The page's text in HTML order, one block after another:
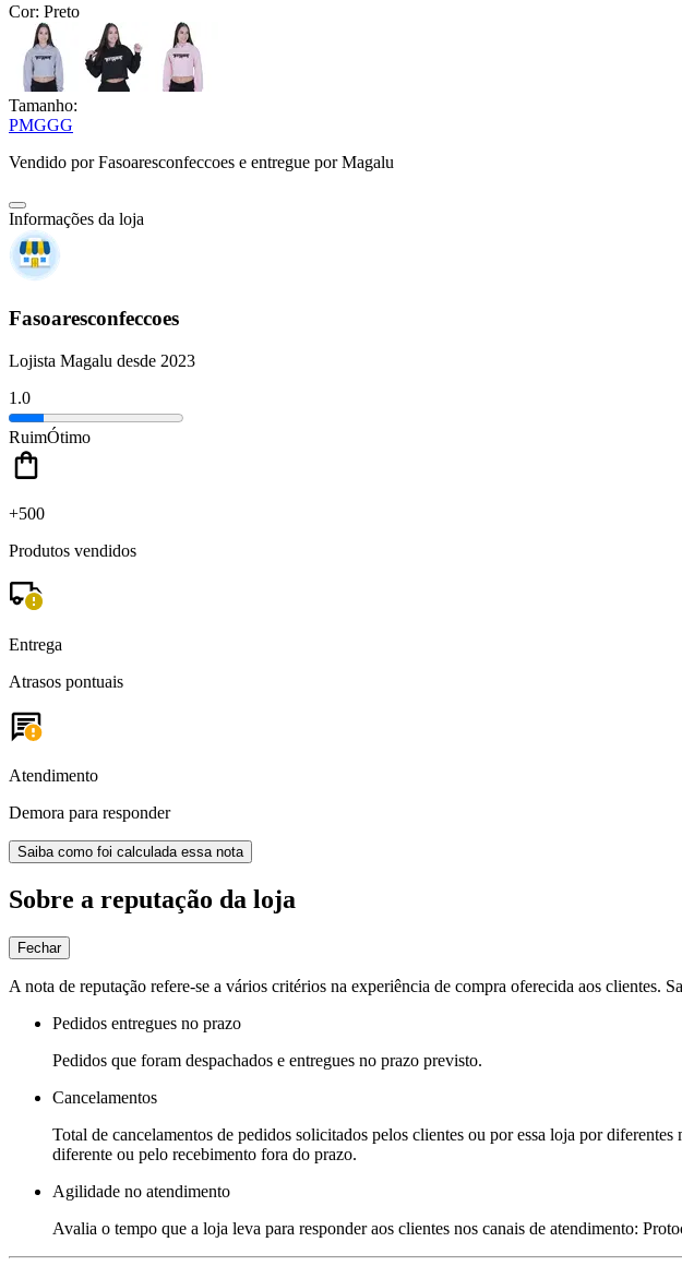
Cor: Preto
Tamanho:
PMGGG
Vendido porFasoaresconfeccoes e entregue por Magalu
Informações da loja
Fasoaresconfeccoes
Lojista Magalu desde 2023
1.0
RuimÓtimo
+500
Produtos vendidos
Entrega
Atrasos pontuais
Atendimento
Demora para responder
Saiba como foi calculada essa nota
Sobre a reputação da loja
Fechar
A nota de reputação refere-se a vários critérios na experiência de compra oferecida aos clientes.
Pedidos entregues no prazo
Pedidos que foram despachados e entregues no prazo previsto.
Cancelamentos
Total de cancelamentos de pedidos solicitados pelos clientes ou por essa loja por
diferente ou pelo recebimento fora do prazo.
Agilidade no atendimento
Avalia o tempo que a loja leva para responder aos clientes nos canais de atendimento: